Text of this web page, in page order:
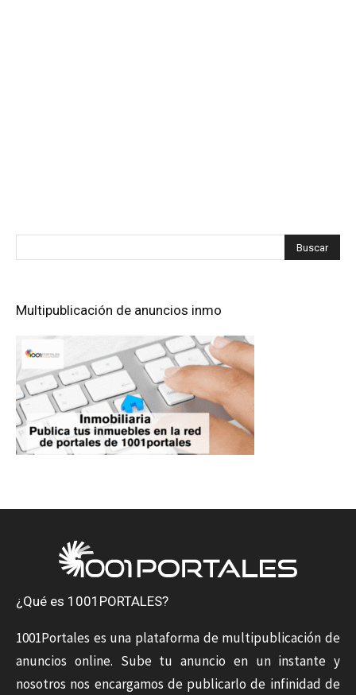
Multipublicación de anuncios inmo
¿Qué es 1001PORTALES?
1001Portales es una plataforma de multipublicación de
anuncios online. Sube tu anuncio en un instante y
nosotros nos encargamos de publicarlo de infinidad de